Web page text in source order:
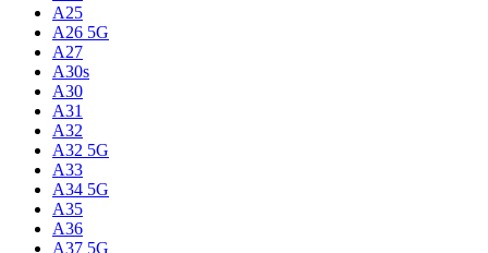
A25
A26 5G
A27
A30s
A30
A31
A32
A32 5G
A33
A34 5G
A35
A36
A37 5G